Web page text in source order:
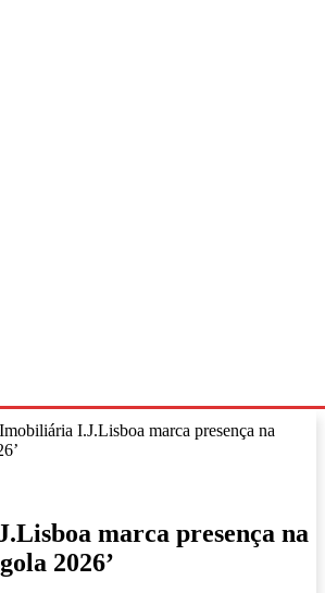
Imobiliária I.J.Lisboa marca presença na
marca presença na
2026’